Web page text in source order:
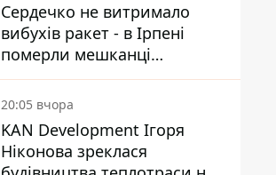
Сердечко не витримало
вибухів ракет - в Ірпені
померли мешканці
притулку для собак з
інвалідністю
20:05 вчора
KAN Development Ігоря
Ніконова зреклася